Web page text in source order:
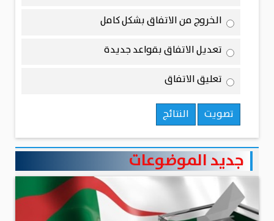
الخروج من الاتفاق بشكل كامل
تعديل الاتفاق بقواعد جديدة
تعليق الاتفاق
تصويت النتائج
جديد الموضوعات